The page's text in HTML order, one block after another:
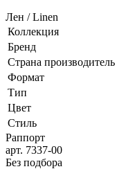
Лен / Linen
Коллекция
Бренд
Страна производитель
Формат
Тип
Цвет
Стиль
Раппорт
арт. 7337-00
Без подбора